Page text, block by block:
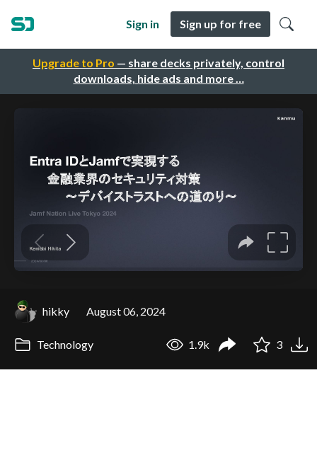
Upgrade to Pro — share decks privately, control
downloads, hide ads and more …
Sign in Sign up for free
hikky August 06, 2024
Technology 1.9k 3